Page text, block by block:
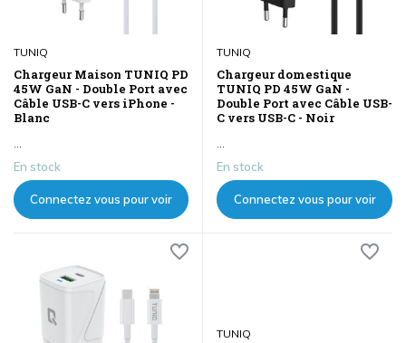
TUNIQ
Chargeur Maison TUNIQ PD
45W GaN - Double Port avec
Câble USB-C vers iPhone -
Blanc
En stock
Connectez vous pour voir
TUNIQ
Chargeur domestique
TUNIQ PD 45W GaN -
Double Port avec Câble USB-
C vers USB-C - Noir
...
En stock
Connectez vous pour voir
TUNIQ